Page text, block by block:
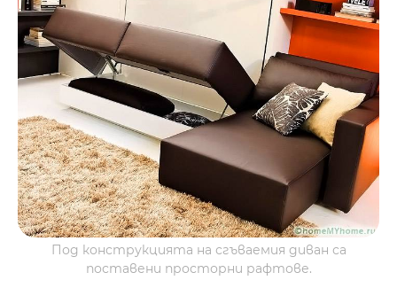
Под конструкцията на сгъваемия диван са
поставени просторни рафтове.